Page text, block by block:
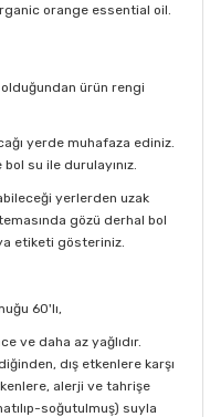
orange essential oil.
ürün rengi
yerde muhafaza ediniz.
su ile durulayınız.
yerlerden uzak
gözü derhal bol
etiketi gösteriniz.
60'lı,
ve daha az yağlıdır.
dış etkenlere karşı
alerji ve tahrişe
soğutulmuş) suyla